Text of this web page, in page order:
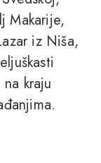
Makarije,
iz Niša,
kraju